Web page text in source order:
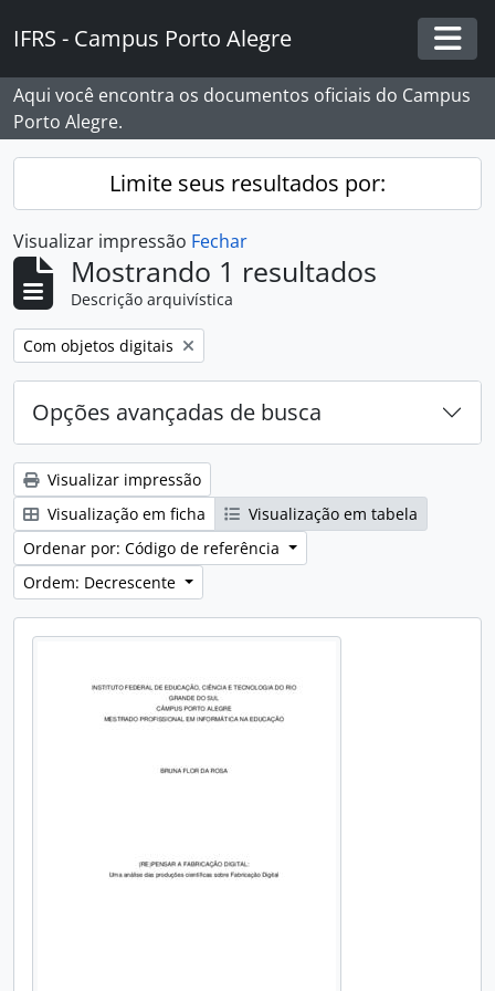
IFRS - Campus Porto Alegre
Aqui você encontra os documentos oficiais do Campus
Porto Alegre.
Limite seus resultados por:
Visualizar impressão Fechar
Mostrando 1 resultados
Descrição arquivística
Remover filtro:
Com objetos digitais
Opções avançadas de busca
Visualizar impressão
Visualização em ficha
Visualização em tabela
Ordenar por: Código de referência
Ordem: Decrescente